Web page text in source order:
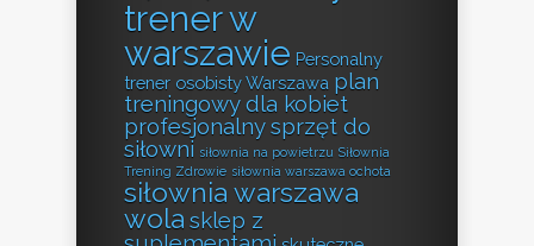
trener w
warszawie Personalny
trener osobisty Warszawa plan
treningowy dla kobiet
profesjonalny sprzęt do
siłowni siłownia na powietrzu Siłownia
Trening Zdrowie siłownia warszawa ochota
siłownia warszawa
wola sklep z